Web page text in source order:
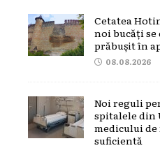
Cetatea
noi bucăți
prăbușit în
08.08.2026
Noi reguli
spitalele din
medicului de
suficientă